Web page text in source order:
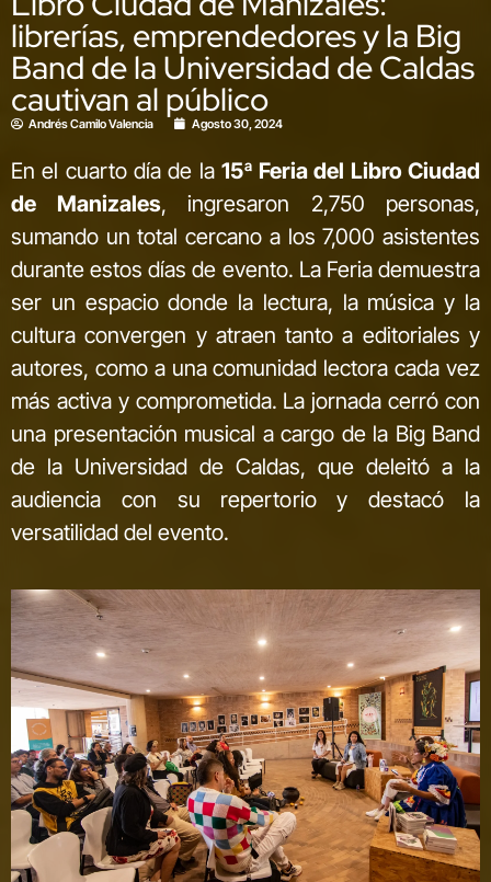
librerías, emprendedores y la Big
Band de la Universidad de Caldas
cautivan al público
Andrés Camilo Valencia Agosto 30, 2024
En el cuarto día de la 15ª Feria del Libro Ciudad
de Manizales, ingresaron 2,750 personas,
sumando un total cercano a los 7,000 asistentes
durante estos días de evento. La Feria demuestra
ser un espacio donde la lectura, la música y la
cultura convergen y atraen tanto a editoriales y
autores, como a una comunidad lectora cada vez
más activa y comprometida. La jornada cerró con
una presentación musical a cargo de la Big Band
de la Universidad de Caldas, que deleitó a la
audiencia con su repertorio y destacó la
versatilidad del evento.